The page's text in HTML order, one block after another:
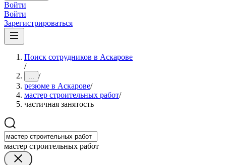
Войти
Войти
Зарегистрироваться
Поиск сотрудников в Аскарове
/
... /
резюме в Аскарове/
мастер строительных работ/
частичная занятость
мастер строительных работ